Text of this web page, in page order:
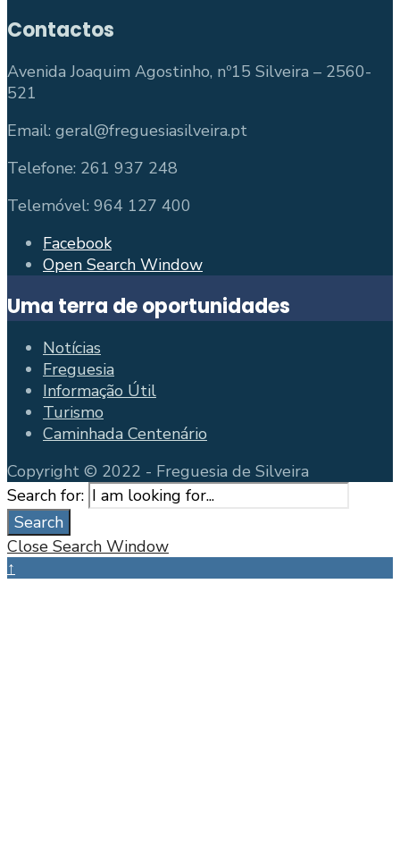
Contactos
Avenida Joaquim Agostinho, nº15 Silveira – 2560-
521
Email: geral@freguesiasilveira.pt
Telefone: 261 937 248
Telemóvel: 964 127 400
Facebook
Open Search Window
Uma terra de oportunidades
Notícias
Freguesia
Informação Útil
Turismo
Caminhada Centenário
Copyright © 2022 - Freguesia de Silveira
Search for:
Search
Close Search Window
↑